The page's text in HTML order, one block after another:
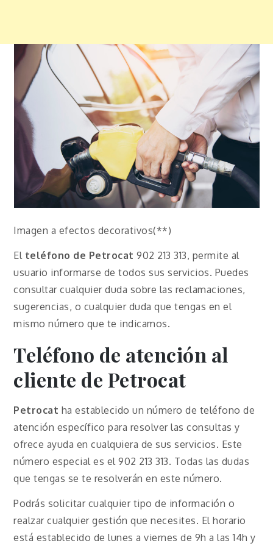
Imagen a efectos decorativos(**)
El teléfono de Petrocat 902 213 313, permite al
usuario informarse de todos sus servicios. Puedes
consultar cualquier duda sobre las reclamaciones,
sugerencias, o cualquier duda que tengas en el
mismo número que te indicamos.
Teléfono de atención al
cliente de Petrocat
Petrocat ha establecido un número de teléfono de
atención específico para resolver las consultas y
ofrece ayuda en cualquiera de sus servicios. Este
número especial es el 902 213 313. Todas las dudas
que tengas se te resolverán en este número.
Podrás solicitar cualquier tipo de información o
realzar cualquier gestión que necesites. El horario
está establecido de lunes a viernes de 9h a las 14h y